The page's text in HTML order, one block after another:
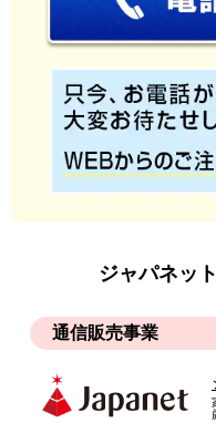
ジャパネッ
通信販売事業